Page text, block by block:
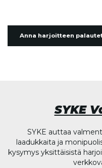
Anna harjoitteen
SYKE
SYKE auttaa
laadukkaita ja
kysymys yksittäisistä